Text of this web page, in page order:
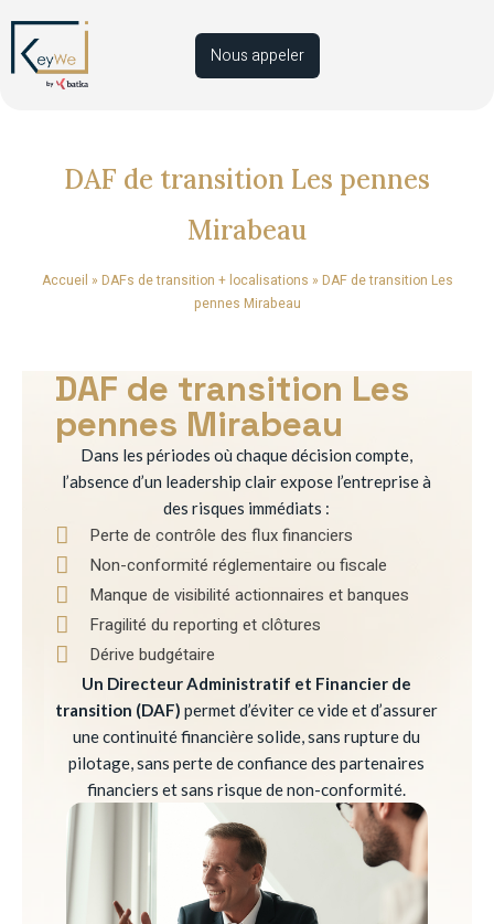
Nous appeler
DAF de transition Les pennes
Mirabeau
Accueil » DAFs de transition + localisations » DAF de transition Les
pennes Mirabeau
DAF de transition Les
pennes Mirabeau
Dans les périodes où chaque décision compte,
l’absence d’un leadership clair expose l’entreprise à
des risques immédiats :
Perte de contrôle des flux financiers
Non-conformité réglementaire ou fiscale
Manque de visibilité actionnaires et banques
Fragilité du reporting et clôtures
Dérive budgétaire
Un Directeur Administratif et Financier de
transition (DAF) permet d’éviter ce vide et d’assurer
une continuité financière solide, sans rupture du
pilotage, sans perte de confiance des partenaires
financiers et sans risque de non-conformité.